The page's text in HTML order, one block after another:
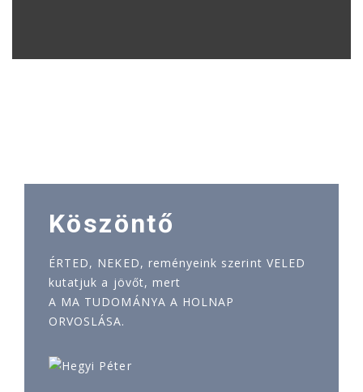
Köszöntő
ÉRTED, NEKED, reményeink szerint VELED
kutatjuk a jövőt, mert
A MA TUDOMÁNYA A HOLNAP
ORVOSLÁSA.